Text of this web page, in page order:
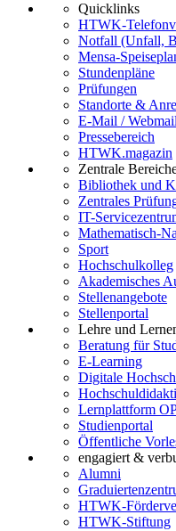
Quicklinks
HTWK-
Notfall (Unfall,
Mensa-
Stundenpläne
Prüfungen
Standorte &
E-Mail /
Pressebereich
HTWK.magazin
Zentrale
Bibliothek und
Zentrales
IT-
Mathematisch-
Sport
Hochschulkolleg
Akademisches
Stellenangebote
Stellenportal
Lehre und
Beratung für
E-Learning
Digitale
Lernplattform
Studienportal
Öffentliche
engagiert &
Alumni
HTWK-
HTWK-Stiftung